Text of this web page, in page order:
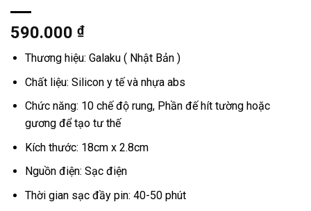
590.000 ₫
Thương hiệu: Galaku ( Nhật Bản )
Chất liệu: Silicon y tế và nhựa abs
Chức năng: 10 chế độ rung, Phần đế hít tường hoặc
gương để tạo tư thế
Kích thước: 18cm x 2.8cm
Nguồn điện: Sạc điện
Thời gian sạc đầy pin: 40-50 phút